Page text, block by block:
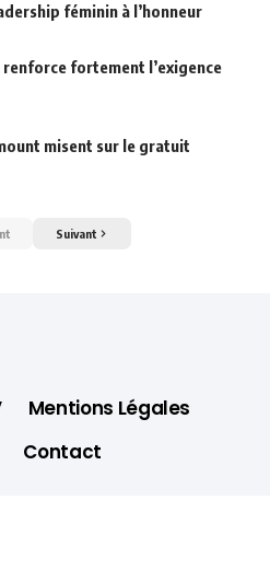
féminin à l’honneur
renforce fortement l’exigence
misent sur le gratuit
Suivant
Mentions Légales
Contact